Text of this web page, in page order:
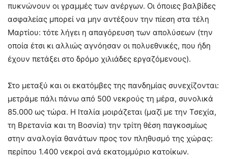
πυκνώνουν οι γραμμές των ανέργων. Οι όποιες βαλβίδες
ασφαλείας μπορεί να μην αντέξουν την πίεση στα τέλη
Μαρτίου: τότε λήγει η απαγόρευση των απολύσεων (την
οποία έτσι κι αλλιώς αγνόησαν οι πολυεθνικές, που ήδη
έχουν πετάξει στο δρόμο χιλιάδες εργαζόμενους).
Στο μεταξύ και οι εκατόμβες της πανδημίας συνεχίζονται:
μετράμε πάλι πάνω από 500 νεκρούς τη μέρα, συνολικά
85.000 ως τώρα. Η Ιταλία μοιράζεται (μαζί με την Τσεχία,
τη Βρετανία και τη Βοσνία) την τρίτη θέση παγκοσμίως
στην αναλογία θανάτων προς τον πληθυσμό της χώρας:
περίπου 1.400 νεκροί ανά εκατομμύριο κατοίκων.